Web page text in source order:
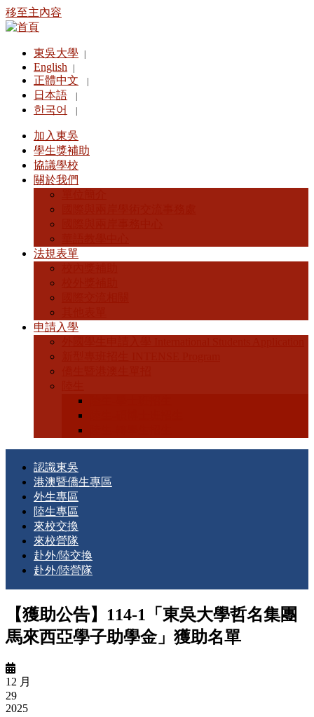
移至主內容
東吳大學
English
正體中文
日本語
한국어
加入東吳
學生獎補助
協議學校
關於我們
法規表單
申請入學
認識東吳
港澳暨僑生專區
外生專區
陸生專區
來校交換
來校營隊
赴外/陸交換
赴外/陸營隊
【獲助公告】114-1「東吳大學哲名集團
馬來西亞學子助學金」獲助名單
12 月
29
2025